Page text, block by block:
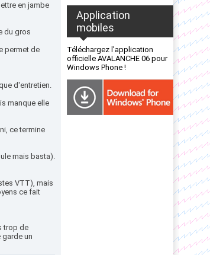
en jambe
du gros
permet de
d'entretien.
manque elle
ce termine
mais basta).
VTT), mais
ce fait
trop de
un
Application
mobiles
Téléchargez l'application
officielle AVALANCHE 06 pour
Windows Phone !